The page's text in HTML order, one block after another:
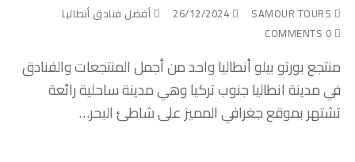
26/12/2024
أفضل فنادق أنطاليا
منتجع بورتو بيلو أنطاليا واحد من أجمل المنتجعات والفنادق
في مدينة انطاليا جنوب تركيا وهي مدينة ساحلية رائعة
تشتهر بموقع جغرافي المميز على شاطئ البحر…